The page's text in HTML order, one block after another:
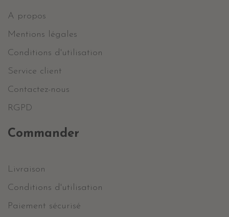
A propos
Mentions légales
Conditions d'utilisation
Service client
Contactez-nous
RGPD
Commander
Livraison
Conditions d'utilisation
Paiement sécurisé